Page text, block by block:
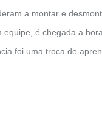
a montar e
é chegada a
foi uma troca de